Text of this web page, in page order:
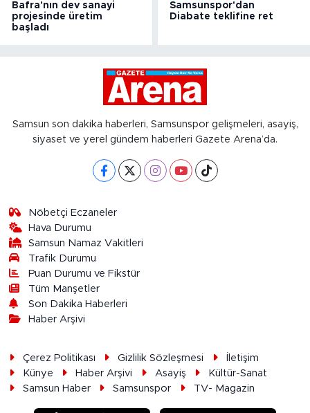
Bafra'nın dev sanayi
projesinde üretim
başladı
Samsunspor'dan
Diabate teklifine ret
Samsun son dakika haberleri, Samsunspor gelişmeleri, asayiş,
siyaset ve yerel gündem haberleri Gazete Arena’da.
Nöbetçi Eczaneler
Hava Durumu
Samsun Namaz Vakitleri
Trafik Durumu
Puan Durumu ve Fikstür
Tüm Manşetler
Son Dakika Haberleri
Haber Arşivi
Çerez Politikası Gizlilik Sözleşmesi
İletişim
Künye
Haber Arşivi Asayiş
Kültür-Sanat
Samsun Haber
Samsunspor TV- Magazin